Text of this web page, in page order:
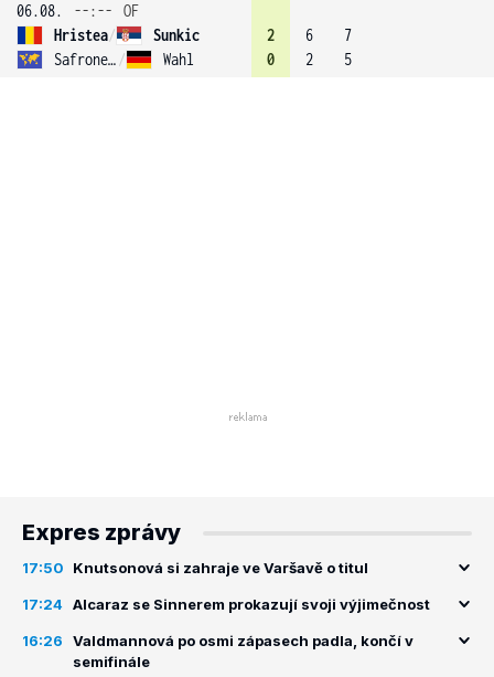
06.08.
--:--
OF
Hristea/
Sunkic
Safronenka / Wahl
2
0
6
2
7
5
Expres zprávy
17:50 Knutsonová si zahraje ve Varšavě o titul
17:24 Alcaraz se Sinnerem prokazují svoji výjimečnost
16:26
Valdmannová po osmi zápasech padla, končí v
semifinále